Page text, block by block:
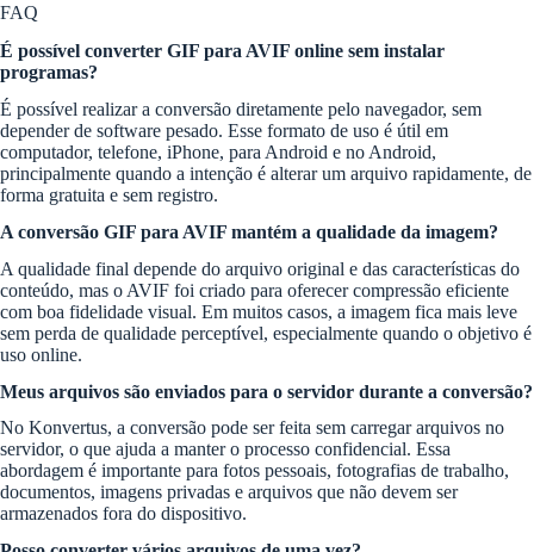
FAQ
É possível converter GIF para AVIF online sem instalar
programas?
É possível realizar a conversão diretamente pelo navegador, sem
depender de software pesado. Esse formato de uso é útil em
computador, telefone, iPhone, para Android e no Android,
principalmente quando a intenção é alterar um arquivo rapidamente, de
forma gratuita e sem registro.
A conversão GIF para AVIF mantém a qualidade da imagem?
A qualidade final depende do arquivo original e das características do
conteúdo, mas o AVIF foi criado para oferecer compressão eficiente
com boa fidelidade visual. Em muitos casos, a imagem fica mais leve
sem perda de qualidade perceptível, especialmente quando o objetivo é
uso online.
Meus arquivos são enviados para o servidor durante a conversão?
No Konvertus, a conversão pode ser feita sem carregar arquivos no
servidor, o que ajuda a manter o processo confidencial. Essa
abordagem é importante para fotos pessoais, fotografias de trabalho,
documentos, imagens privadas e arquivos que não devem ser
armazenados fora do dispositivo.